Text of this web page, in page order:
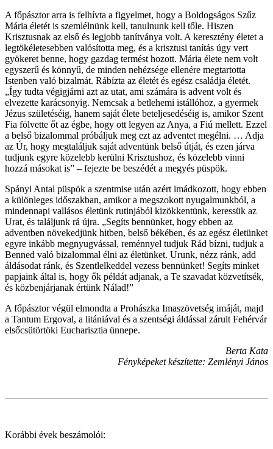
A főpásztor arra is felhívta a figyelmet, hogy a Boldogságos Szűz
Mária életét is szemlélnünk kell, tanulnunk kell tőle. Hiszen
Krisztusnak az első és legjobb tanítványa volt. A keresztény életet a
legtökéletesebben valósította meg, és a krisztusi tanítás úgy vert
gyökeret benne, hogy gazdag termést hozott. Mária élete nem volt
egyszerű és könnyű, de minden nehézsége ellenére megtartotta
Istenben való bizalmát. Rábízta az életét és egész családja életét.
„Így tudta végigjárni azt az utat, ami számára is advent volt és
elvezette karácsonyig. Nemcsak a betlehemi istállóhoz, a gyermek
Jézus születéséig, hanem saját élete beteljesedéséig is, amikor Szent
Fia fölvette őt az égbe, hogy ott legyen az Anya, a Fiú mellett. Ezzel
a belső bizalommal próbáljuk meg ezt az adventet megélni. … Adja
az Úr, hogy megtaláljuk saját adventünk belső útját, és ezen járva
tudjunk egyre közelebb kerülni Krisztushoz, és közelebb vinni
hozzá másokat is” – fejezte be beszédét a megyés püspök.
Spányi Antal püspök a szentmise után azért imádkozott, hogy ebben
a különleges időszakban, amikor a megszokott nyugalmunkból, a
mindennapi vallásos életünk rutinjából kizökkentünk, keressük az
Urat, és találjunk rá újra. „Segíts bennünket, hogy ebben az
adventben növekedjünk hitben, belső békében, és az egész életünket
egyre inkább megnyugvással, reménnyel tudjuk Rád bízni, tudjuk a
Benned való bizalommal élni az életünket. Urunk, nézz ránk, add
áldásodat ránk, és Szentlelkeddel vezess bennünket! Segíts minket
papjaink által is, hogy ők példát adjanak, a Te szavadat közvetítsék,
és közbenjárjanak értünk Nálad!”
A főpásztor végül elmondta a Prohászka Imaszövetség imáját, majd
a Tantum Ergoval, a litániával és a szentségi áldással zárult Fehérvár
elsőcsütörtöki Eucharisztia ünnepe.
Berta Kata
Fényképeket készítette: Zemlényi János
Korábbi évek beszámolói: